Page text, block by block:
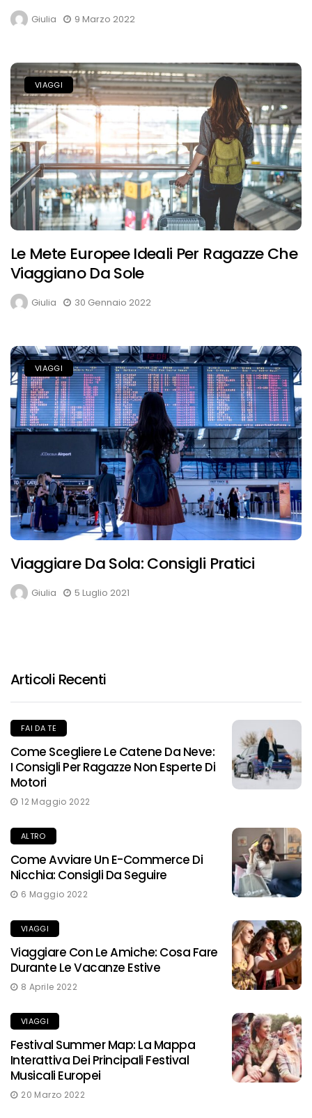
Giulia 9 Marzo 2022
VIAGGI
Le Mete Europee Ideali Per Ragazze Che
Viaggiano Da Sole
Giulia 30 Gennaio 2022
VIAGGI
Viaggiare Da Sola: Consigli Pratici
Giulia 5 Luglio 2021
Articoli Recenti
FAI DA TE
Come Scegliere Le Catene Da Neve:
I Consigli Per Ragazze Non Esperte Di
Motori
12 Maggio 2022
ALTRO
Come Avviare Un E-Commerce Di
Nicchia: Consigli Da Seguire
6 Maggio 2022
VIAGGI
Viaggiare Con Le Amiche: Cosa Fare
Durante Le Vacanze Estive
8 Aprile 2022
VIAGGI
Festival Summer Map: La Mappa
Interattiva Dei Principali Festival
Musicali Europei
20 Marzo 2022